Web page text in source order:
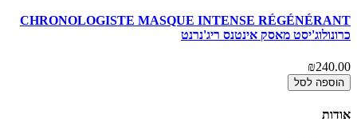
CHRONOLOGISTE MASQUE INTENSE RÉGÉNÉRANT
כרונולוג'יסט מאסק אינטנס ריג'נרנט
₪240.00
הוספה לסל
אודות